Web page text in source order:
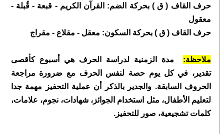
حرف القاف ( ق ) بحركة الضم: القرآن الكريم - قبعة - قُبلة -
معقول
حرف القاف ( ق ) بحركة السكون: معقل - مقلاع - مقراج
ملاحظة: مدة الزمنية لدراسة الحرف هي أسبوع كأقصى
تقدير، في كل يوم حصة لنفس الحرف مع ضرورة مراجعة
الحروف السابقة. والجدير بالذكر أن عملية التحفيز مهمة جدا
لتعليم الأطفال، مثل استخدام الجوائز، شهادات، نجوم، علامات،
كلمات تشجيعية، صور للتحفيز.